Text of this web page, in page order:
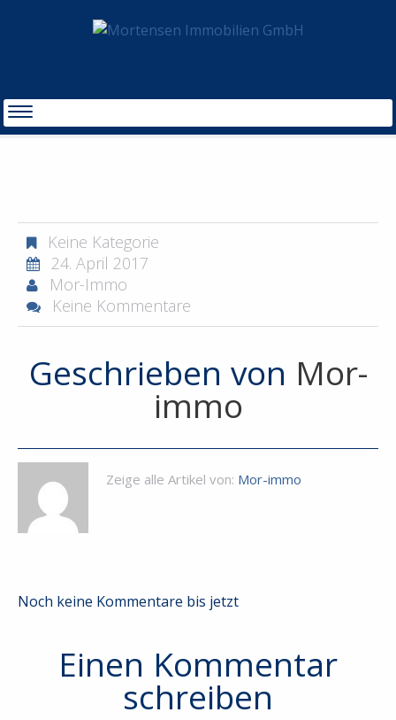
Keine Kategorie
24. April 2017
Mor-Immo
Keine Kommentare
Geschrieben von Mor-
immo
Zeige alle Artikel von: Mor-immo
Noch keine Kommentare bis jetzt
Einen Kommentar
schreiben